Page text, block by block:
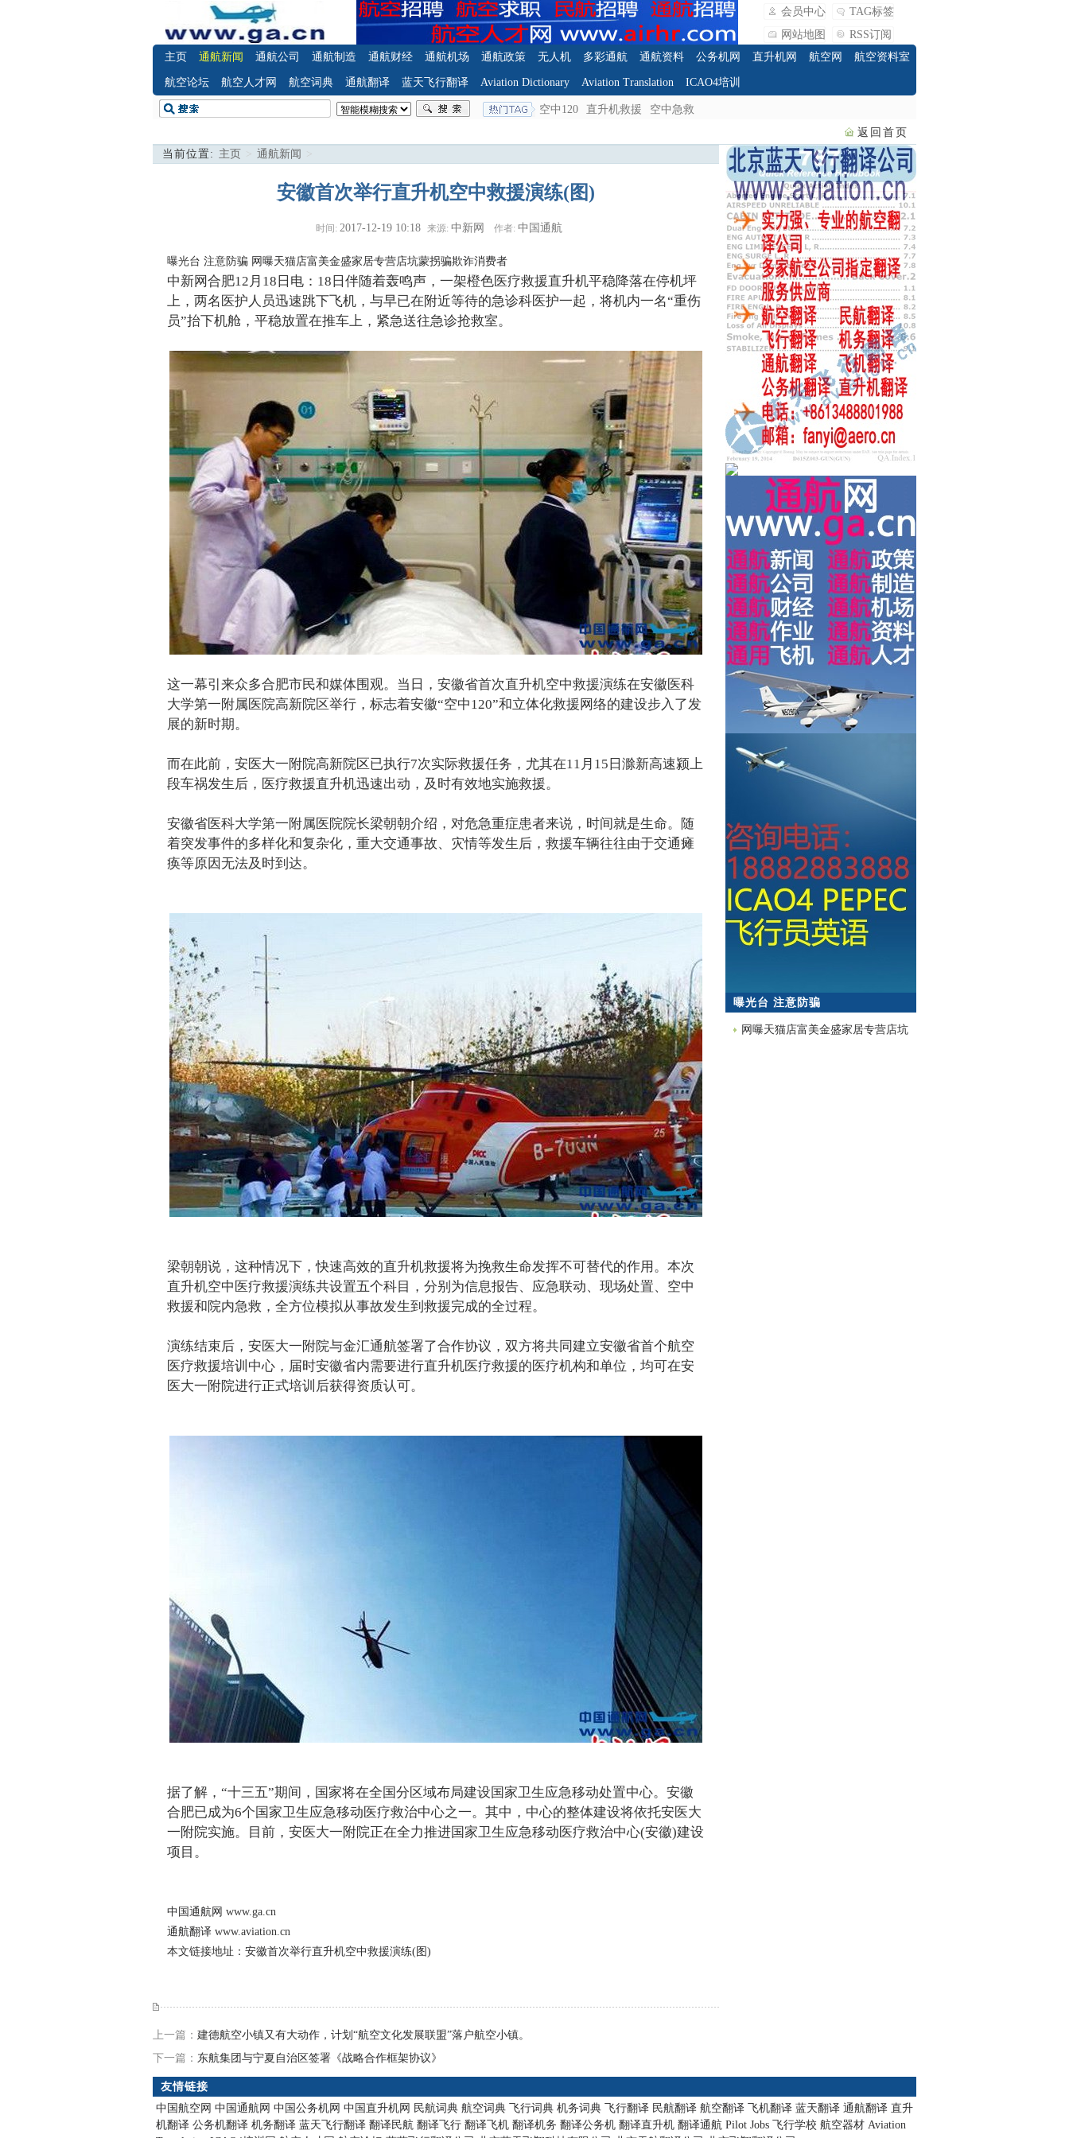
会员中心
TAG标签
网站地图
RSS订阅
主页
通航新闻 通航公司 通航制造 通航财经 通航机场 通航政策 无人机 多彩通航 通航资料 公务机网 直升机网 航空网 航空资料室
航空论坛 航空人才网 航空词典 通航翻译 蓝天飞行翻译 Aviation Dictionary Aviation Translation ICAO4培训
空中120 直升机救援
空中急救
返回首页
当前位置: 主页 > 通航新闻 >
安徽首次举行直升机空中救援演练(图)
时间: 2017-12-19 10:18 来源: 中新网 作者: 中国通航
曝光台 注意防骗 网曝天猫店富美金盛家居专营店坑蒙拐骗欺诈消费者
中新网合肥12月18日电：18日伴随着轰鸣声，一架橙色医疗救援直升机平稳降落在停机坪
上，两名医护人员迅速跳下飞机，与早已在附近等待的急诊科医护一起，将机内一名“重伤
员”抬下机舱，平稳放置在推车上，紧急送往急诊抢救室。
这一幕引来众多合肥市民和媒体围观。当日，安徽省首次直升机空中救援演练在安徽医科
大学第一附属医院高新院区举行，标志着安徽“空中120”和立体化救援网络的建设步入了发
展的新时期。
而在此前，安医大一附院高新院区已执行7次实际救援任务，尤其在11月15日滁新高速颍上
段车祸发生后，医疗救援直升机迅速出动，及时有效地实施救援。
安徽省医科大学第一附属医院院长梁朝朝介绍，对危急重症患者来说，时间就是生命。随
着突发事件的多样化和复杂化，重大交通事故、灾情等发生后，救援车辆往往由于交通瘫
痪等原因无法及时到达。
梁朝朝说，这种情况下，快速高效的直升机救援将为挽救生命发挥不可替代的作用。本次
直升机空中医疗救援演练共设置五个科目，分别为信息报告、应急联动、现场处置、空中
救援和院内急救，全方位模拟从事故发生到救援完成的全过程。
演练结束后，安医大一附院与金汇通航签署了合作协议，双方将共同建立安徽省首个航空
医疗救援培训中心，届时安徽省内需要进行直升机医疗救援的医疗机构和单位，均可在安
医大一附院进行正式培训后获得资质认可。
据了解，“十三五”期间，国家将在全国分区域布局建设国家卫生应急移动处置中心。安徽
合肥已成为6个国家卫生应急移动医疗救治中心之一。其中，中心的整体建设将依托安医大
一附院实施。目前，安医大一附院正在全力推进国家卫生应急移动医疗救治中心(安徽)建设
项目。
中国通航网 www.ga.cn
通航翻译 www.aviation.cn
本文链接地址： 安徽首次举行直升机空中救援演练(图)
上一篇： 建德航空小镇又有大动作，计划“航空文化发展联盟”落户航空小镇。
下一篇： 东航集团与宁夏自治区签署《战略合作框架协议》
曝光台 注意防骗
网曝天猫店富美金盛家居专营店坑
友情链接
中国航空网 中国通航网 中国公务机网 中国直升机网 民航词典 航空词典 飞行词典 机务词典 飞行翻译 民航翻译 航空翻译 飞机翻译 蓝天翻译 通航翻译 直升
机翻译 公务机翻译 机务翻译 蓝天飞行翻译 翻译民航 翻译飞行 翻译飞机 翻译机务 翻译公务机 翻译直升机 翻译通航 Pilot Jobs 飞行学校 航空器材 Aviation